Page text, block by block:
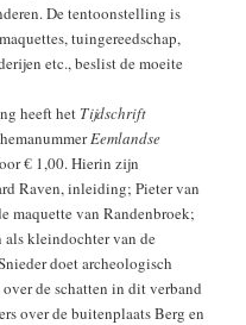
De tentoonstelling is
tuingereedschap,
etc., beslist de moeite
heeft het Tijdschrift
Eemlandse
€ 1,00. Hierin zijn
Raven, inleiding; Pieter van
maquette van Randenbroek;
als kleindochter van de
doet archeologisch
de schatten in dit verband
over de buitenplaats Berg en